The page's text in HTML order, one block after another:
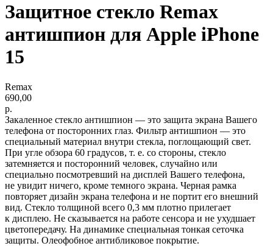
Защитное стекло Remax
антишпион для Apple iPhone
15
Remax
690,00
р.
Закаленное стекло антишпион — это защита экрана Вашего
телефона от посторонних глаз. Фильтр антишпион — это
специальный материал внутри стекла, поглощающий свет.
При угле обзора 60 градусов, т. е. со стороны, стекло
затемняется и посторонний человек, случайно или
специально посмотревший на дисплей Вашего телефона,
не увидит ничего, кроме темного экрана. Черная рамка
повторяет дизайн экрана телефона и не портит его внешний
вид. Стекло толщиной всего 0,3 мм плотно прилегает
к дисплею. Не сказывается на работе сенсора и не ухудшает
цветопередачу. На динамике специальная тонкая сеточка
защиты. Олеофобное антибликовое покрытие.